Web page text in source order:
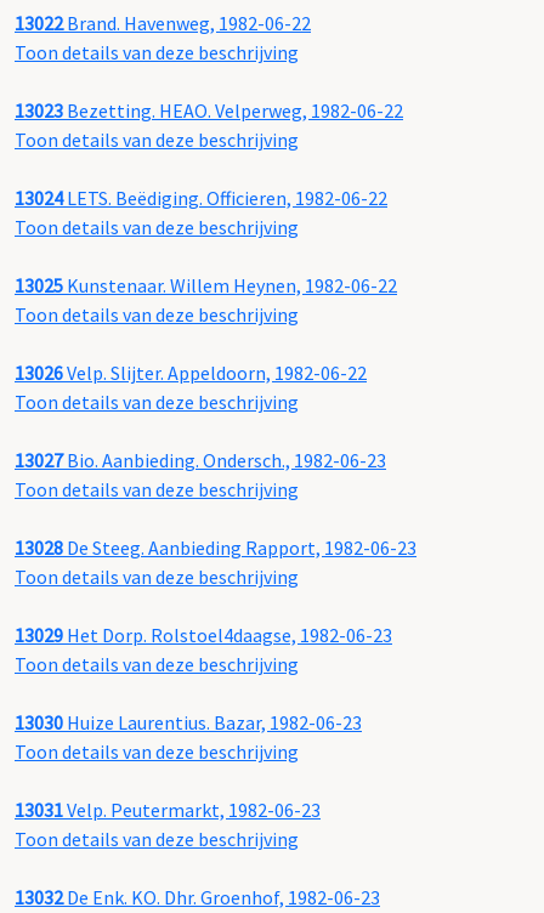
13022Brand. Havenweg, 1982-06-22
Toon details van deze beschrijving
13023 Bezetting. HEAO. Velperweg, 1982-06-22
Toon details van deze beschrijving
13024LETS. Beëdiging. Officieren, 1982-06-22
Toon details van deze beschrijving
13025 Kunstenaar. Willem Heynen, 1982-06-22
Toon details van deze beschrijving
13026Velp. Slijter. Appeldoorn, 1982-06-22
Toon details van deze beschrijving
13027Bio. Aanbieding. Ondersch., 1982-06-23
Toon details van deze beschrijving
13028 De Steeg. Aanbieding Rapport, 1982-06-23
Toon details van deze beschrijving
13029 Het Dorp. Rolstoel4daagse, 1982-06-23
Toon details van deze beschrijving
13030 Huize Laurentius. Bazar, 1982-06-23
Toon details van deze beschrijving
13031Velp. Peutermarkt, 1982-06-23
Toon details van deze beschrijving
13032De Enk. KO. Dhr. Groenhof, 1982-06-23